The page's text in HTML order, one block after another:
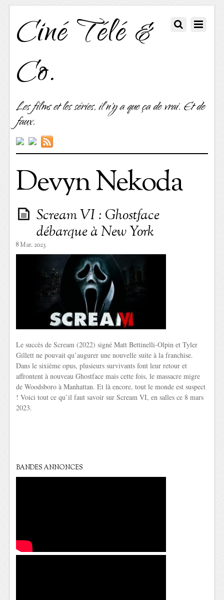
Ciné Télé &
Co.
Les films et les séries, il n'y a que ça de vrai. Et de
faux.
Devyn Nekoda
Scream VI : Ghostface
débarque à New York
8 Mar. 2023
Le succès de Scream (2022) signé Matt Bettinelli-Olpin et Tyler
Gillett ne pouvait qu’augurer une nouvelle suite à la franchise.
Dans le sixième opus, plusieurs survivants font leur retour et
affrontent à nouveau Ghostface mais cette fois, le massacre migre
de Woodsboro à Manhattan. Et là encore, tout le monde est suspect
! Voici tout ce qu’il faut savoir sur Scream VI, en salles ce 8 mars
2023.
BANDES ANNONCES